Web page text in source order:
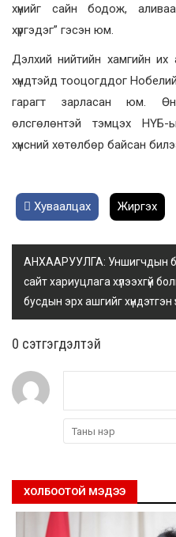
хүнийг сайн бодож, аливаа
хүргэдэг” гэсэн юм.
Дэлхий нийтийн хамгийн их
хүндтэйд тооцогддог
гарагт зарласан юм.
өлсгөлөнтэй тэмцэх НҮБ-
хүнсний хөтөлбөр байсан
Хуваалцах Жиргэх
АНХААРУУЛГА: Уншигчдын
сайт хариуцлага хүлээхгүй
бусдын эрх ашгийг хүндэтгэн
0 cэтгэгдэлтэй
ХОЛБООТОЙ МЭДЭЭ